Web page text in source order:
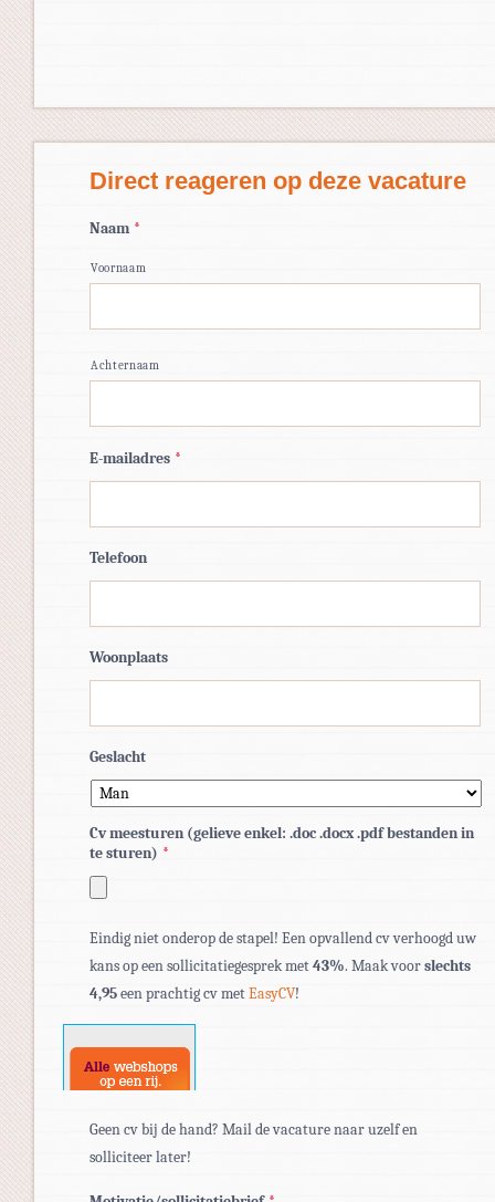
Direct reageren op deze vacature
Naam *
Voornaam
Achternaam
E-mailadres *
Telefoon
Woonplaats
Geslacht
Cv meesturen (gelieve enkel: .doc .docx .pdf bestanden in
te sturen) *
bestandstypen:
pdf,
doc,
docx.
Eindig niet onderop de stapel! Een opvallend cv verhoogd uw
kans op een sollicitatiegesprek met43%. Maak voorslechts
4,95een prachtig cv metEasyCV!
Geen cv bij de hand? Mail de vacature naar uzelf en
solliciteer later!